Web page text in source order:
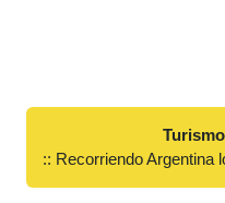
:: Recorriendo Argentina